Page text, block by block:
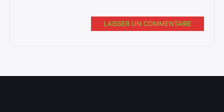
LAISSER UN COMMENTAIRE